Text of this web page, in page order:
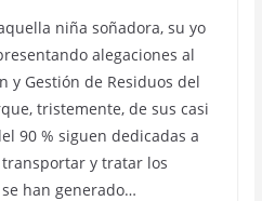
niña soñadora, su yo
alegaciones al
y Gestión de Residuos del
tristemente, de sus casi
90 % siguen dedicadas a
y tratar los
han generado…